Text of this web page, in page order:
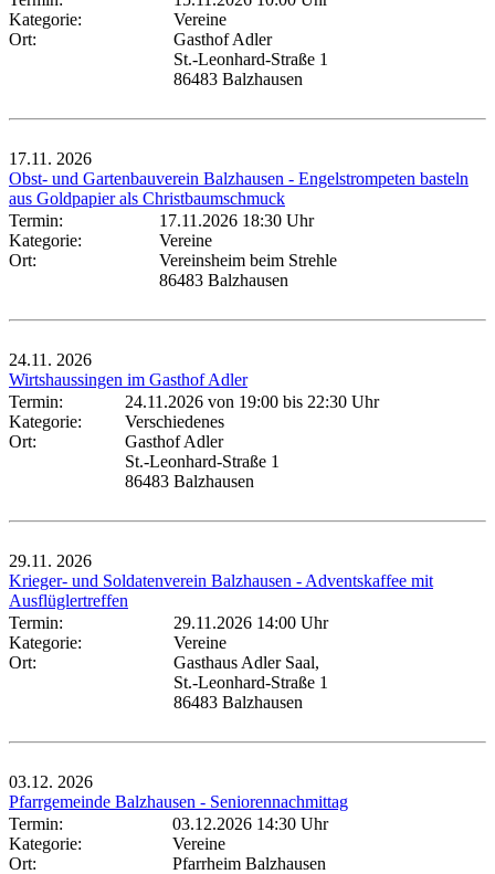
Kategorie:
Vereine
Ort:
Gasthof Adler
St.-Leonhard-Straße 1
86483 Balzhausen
17.11. 2026
Obst- und Gartenbauverein Balzhausen - Engelstrompeten basteln
aus Goldpapier als Christbaumschmuck
Termin:
17.11.2026 18:30 Uhr
Kategorie:
Vereine
Ort:
Vereinsheim beim Strehle
86483 Balzhausen
24.11. 2026
Wirtshaussingen im Gasthof Adler
Termin:
24.11.2026 von 19:00 bis 22:30 Uhr
Kategorie:
Verschiedenes
Ort:
Gasthof Adler
St.-Leonhard-Straße 1
86483 Balzhausen
29.11. 2026
Krieger- und Soldatenverein Balzhausen - Adventskaffee mit
Ausflüglertreffen
Termin:
29.11.2026 14:00 Uhr
Kategorie:
Vereine
Ort:
Gasthaus Adler Saal,
St.-Leonhard-Straße 1
86483 Balzhausen
03.12. 2026
Pfarrgemeinde Balzhausen - Seniorennachmittag
Termin:
03.12.2026 14:30 Uhr
Kategorie:
Vereine
Ort:
Pfarrheim Balzhausen